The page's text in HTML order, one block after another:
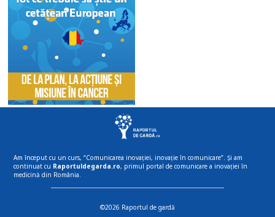
Am început cu un curs, “Comunicarea inovației, inovație în comunicare”. Și am
continuat cu Raportuldegarda.ro, primul portal de comunicare a inovației în
medicină din România.
©2026 Raportul de gardă